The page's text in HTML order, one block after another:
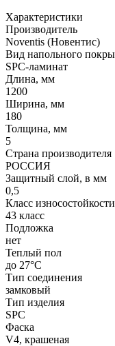
Характеристики
Производитель
Noventis (Новентис)
Вид напольного
SPC-ламинат
Длина, мм
1200
Ширина, мм
180
Толщина, мм
5
Страна производителя
РОССИЯ
Защитный слой, в мм
0,5
Класс износостойкости
43 класс
Подложка
нет
Теплый пол
до 27°C
Тип соединения
замковый
Тип изделия
SPC
Фаска
V4, крашеная